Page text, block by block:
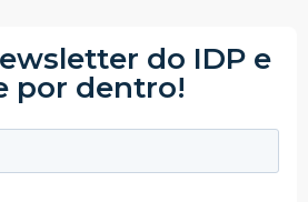
do IDP e
por dentro!